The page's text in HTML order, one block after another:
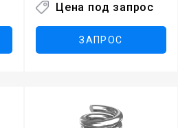
Цена под запрос
ЗАПРОС